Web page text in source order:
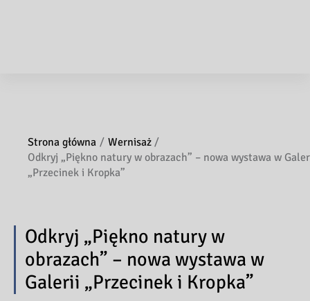
Strona główna
Wernisaż
Odkryj „Piękno natury w obrazach” – nowa wystawa w
„Przecinek i Kropka”
Odkryj „Piękno natury w
obrazach” – nowa wystawa w
Galerii „Przecinek i Kropka”